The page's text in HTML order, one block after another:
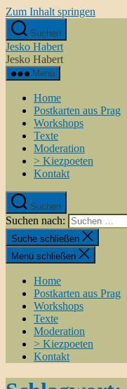
Zum Inhalt springen
Suchen
Jesko Habert
Jesko Habert
Menü
Home
Postkarten aus Prag
Workshops
Texte
Moderation
> Kiezpoeten
Kontakt
Suchen
Suchen nach:
Suche schließen
Menü schließen
Home
Postkarten aus Prag
Workshops
Texte
Moderation
> Kiezpoeten
Kontakt